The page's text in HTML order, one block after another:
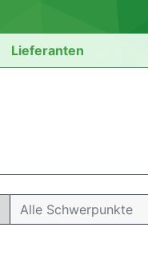
Lieferanten
Alle Schwerpunkte